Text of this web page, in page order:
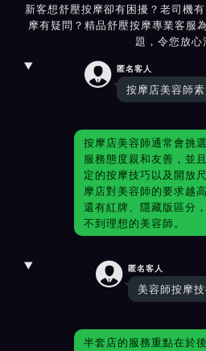
新客想舒壓按摩卻有困擾？老司機
摩有疑問？精品舒壓按摩專業客服
題，令您放心
 匿名客人
按摩店美容師
按摩店美容師通常會挑
服務態度親和友善，並
定的按摩技巧以及開放
摩店對美容師的要求越
還有紅牌、隱藏版區分
不到理想的美容師。
 匿名客人
美容師按摩
半套店的服務重點在於